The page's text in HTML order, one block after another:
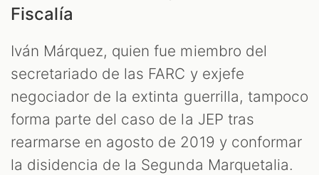
Fiscalía
Iván Márquez, quien fue miembro del
secretariado de las FARC y exjefe
negociador de la extinta guerrilla, tampoco
forma parte del caso de la JEP tras
rearmarse en agosto de 2019 y conformar
la disidencia de la Segunda Marquetalia.